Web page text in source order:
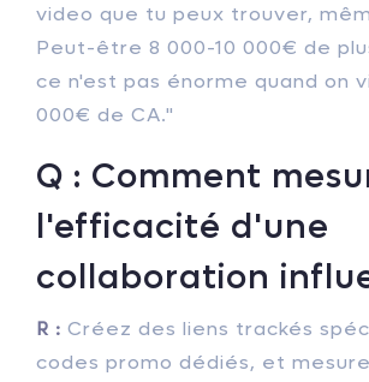
video que tu peux trouver,
Peut-être 8 000-10 000€ de
ce n'est pas énorme quand on
000€ de CA."
Q : Comment
l'efficacité d'une
collaboration
R : Créez des liens trackés
codes promo dédiés, et